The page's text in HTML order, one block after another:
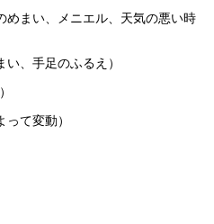
めまい、メニエル、天気の悪い時
い、手足のふるえ）
って変動）